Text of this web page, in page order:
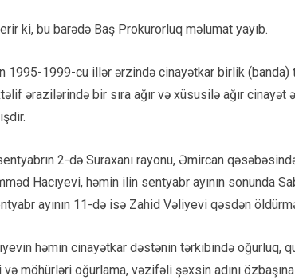
ki, bu barədə Baş Prokurorluq məlumat yayıb.
1995-1999-cu illər ərzində cinayətkar birlik (banda)
ərazilərində bir sıra ağır və xüsusilə ağır
2-də Suraxanı rayonu, Əmircan
Hacıyevi, həmin ilin sentyabr ayının sonunda
ayının 11-də isə Zahid Vəliyevi qəsdən
həmin cinayətkar dəstənin tərkibində oğurluq,
möhürləri oğurlama, vəzifəli şəxsin adını